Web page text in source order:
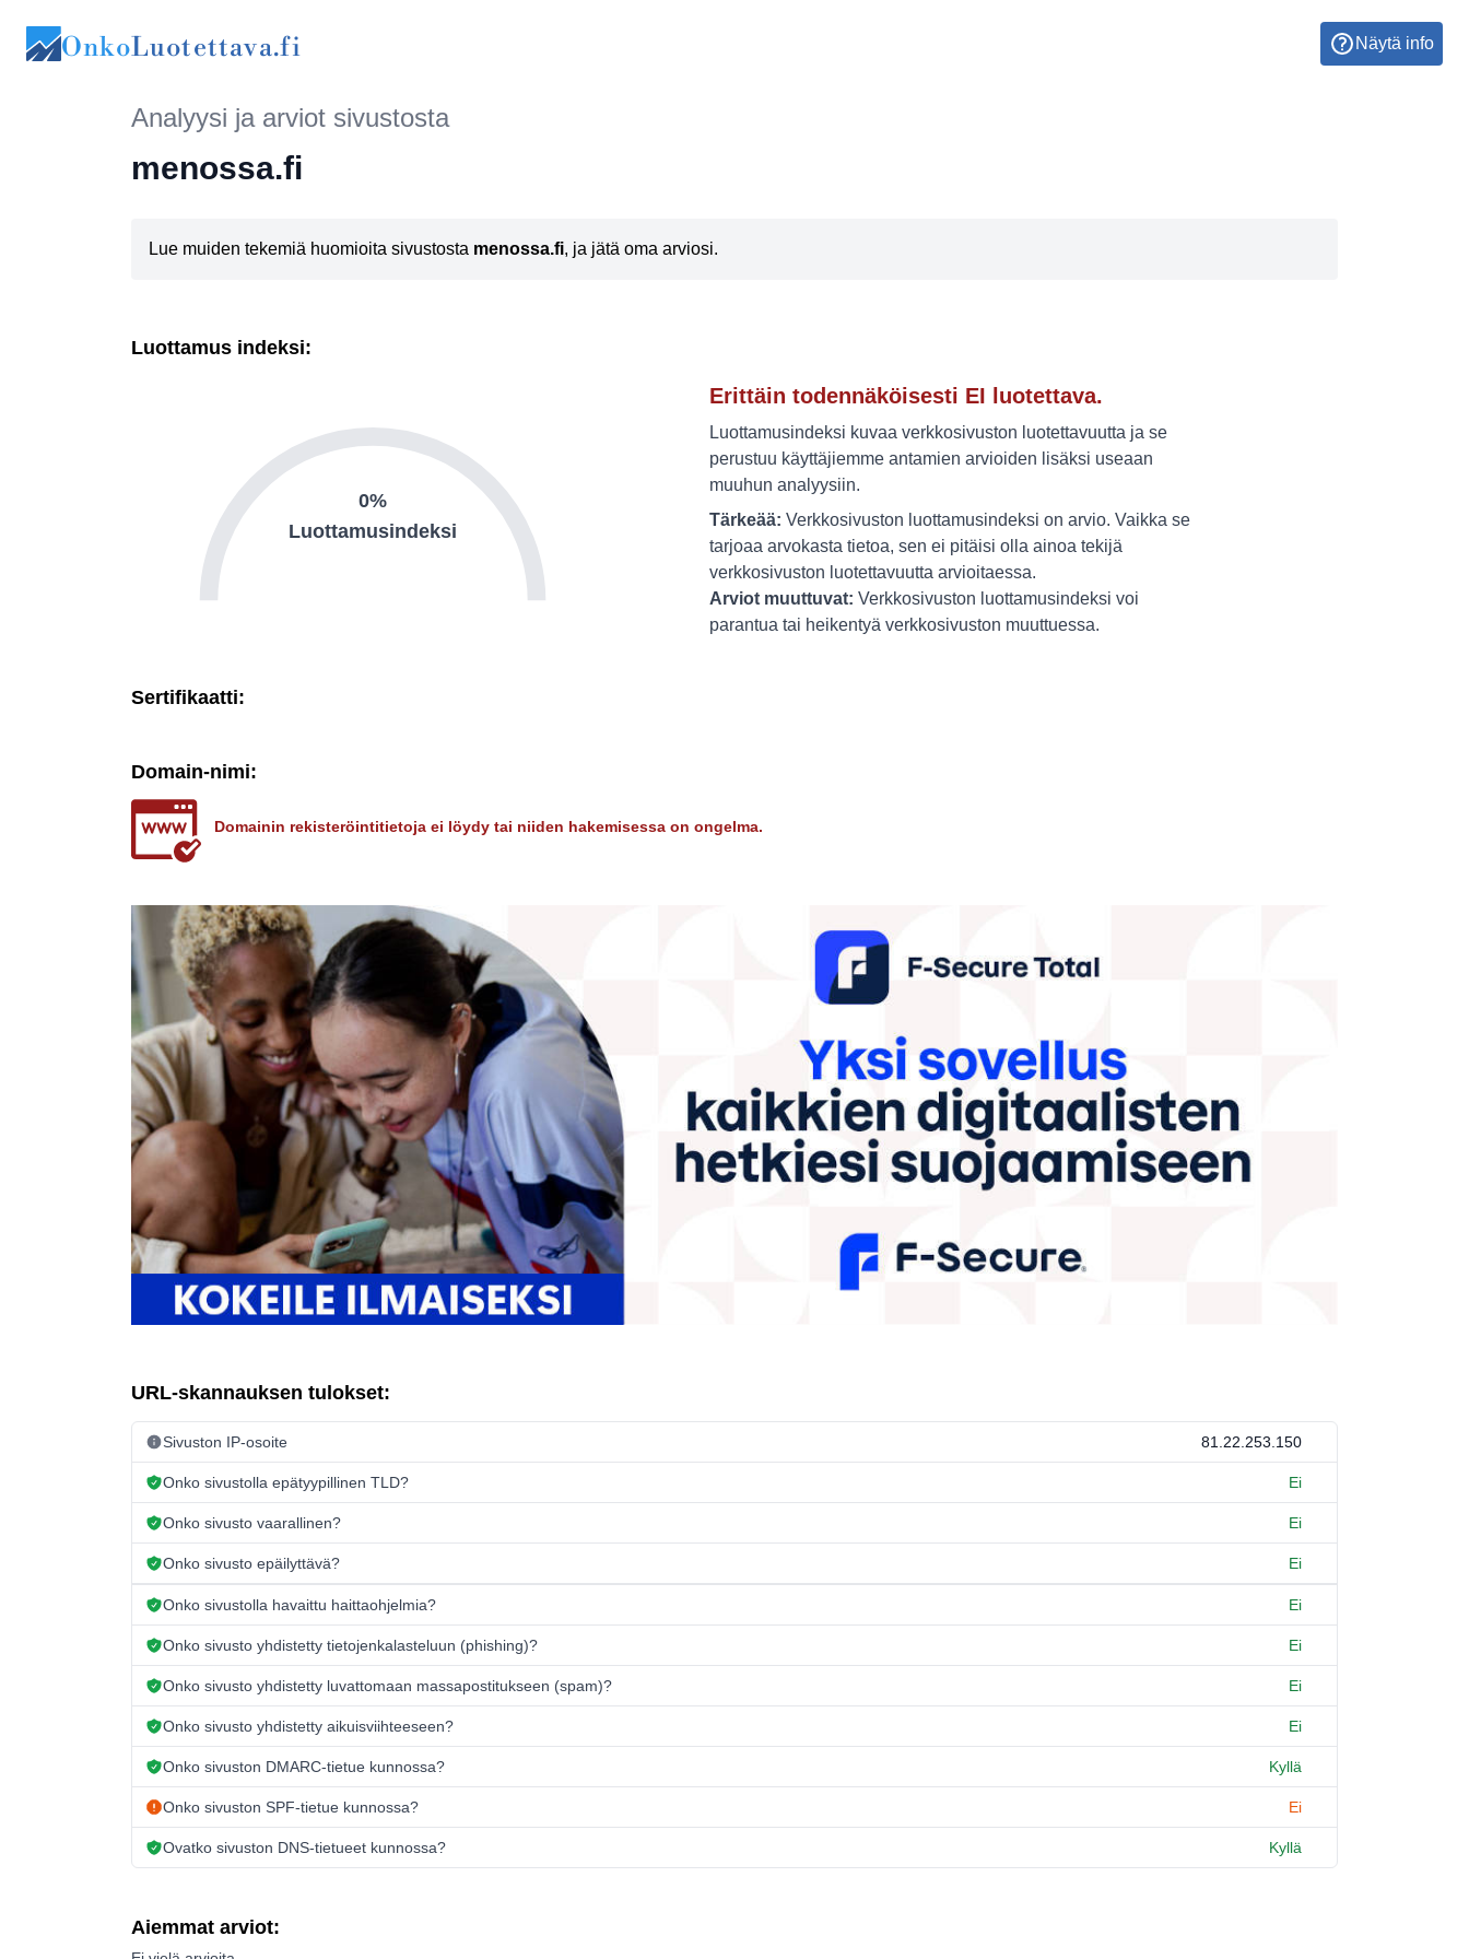
OnkoLuotettava.fi Näytä info
Analyysi ja arviot sivustosta
menossa.fi
Lue muiden tekemiä huomioita sivustosta menossa.fi, ja jätä oma arviosi.
Luottamus indeksi:
0%
Luottamusindeksi
Erittäin todennäköisesti EI luotettava.
Luottamusindeksi kuvaa verkkosivuston luotettavuutta ja se
perustuu käyttäjiemme antamien arvioiden lisäksi useaan
muuhun analyysiin.
Tärkeää: Verkkosivuston luottamusindeksi on arvio. Vaikka se
tarjoaa arvokasta tietoa, sen ei pitäisi olla ainoa tekijä
verkkosivuston luotettavuutta arvioitaessa.
Arviot muuttuvat: Verkkosivuston luottamusindeksi voi
parantua tai heikentyä verkkosivuston muuttuessa.
Sertifikaatti:
Domain-nimi:
Domainin rekisteröintitietoja ei löydy tai niiden hakemisessa on ongelma.
URL-skannauksen tulokset:
Sivuston IP-osoite 81.22.253.150
Onko sivustolla epätyypillinen TLD? Ei
Onko sivusto vaarallinen? Ei
Onko sivusto epäilyttävä? Ei
Onko sivustolla havaittu haittaohjelmia? Ei
Onko sivusto yhdistetty tietojenkalasteluun (phishing)? Ei
Onko sivusto yhdistetty luvattomaan massapostitukseen (spam)? Ei
Onko sivusto yhdistetty aikuisviihteeseen? Ei
Onko sivuston DMARC-tietue kunnossa? Kyllä
Onko sivuston SPF-tietue kunnossa? Ei
Ovatko sivuston DNS-tietueet kunnossa? Kyllä
Aiemmat arviot: